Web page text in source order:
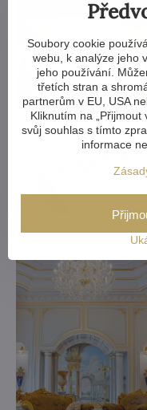
Soubory cookie
webu, k analýze jeho
jeho používání.
třetích stran a
partnerům v EU, USA
Kliknutím na „Přijmout
svůj souhlas s tímto
informace